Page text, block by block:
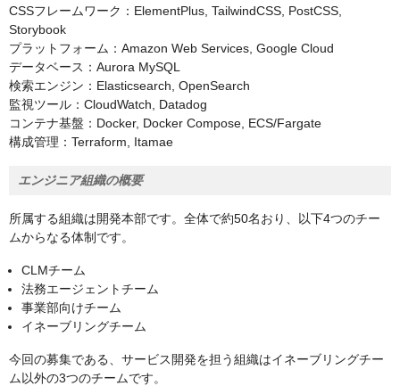
CSSフレームワーク：ElementPlus, TailwindCSS, PostCSS,
Storybook
プラットフォーム：Amazon Web Services, Google Cloud
データベース：Aurora MySQL
検索エンジン：Elasticsearch, OpenSearch
監視ツール：CloudWatch, Datadog
コンテナ基盤：Docker, Docker Compose, ECS/Fargate
構成管理：Terraform, Itamae
エンジニア組織の概要
所属する組織は開発本部です。全体で約50名おり、以下4つのチー
ムからなる体制です。
CLMチーム
法務エージェントチーム
事業部向けチーム
イネーブリングチーム
今回の募集である、サービス開発を担う組織はイネーブリングチー
ム以外の3つのチームです。